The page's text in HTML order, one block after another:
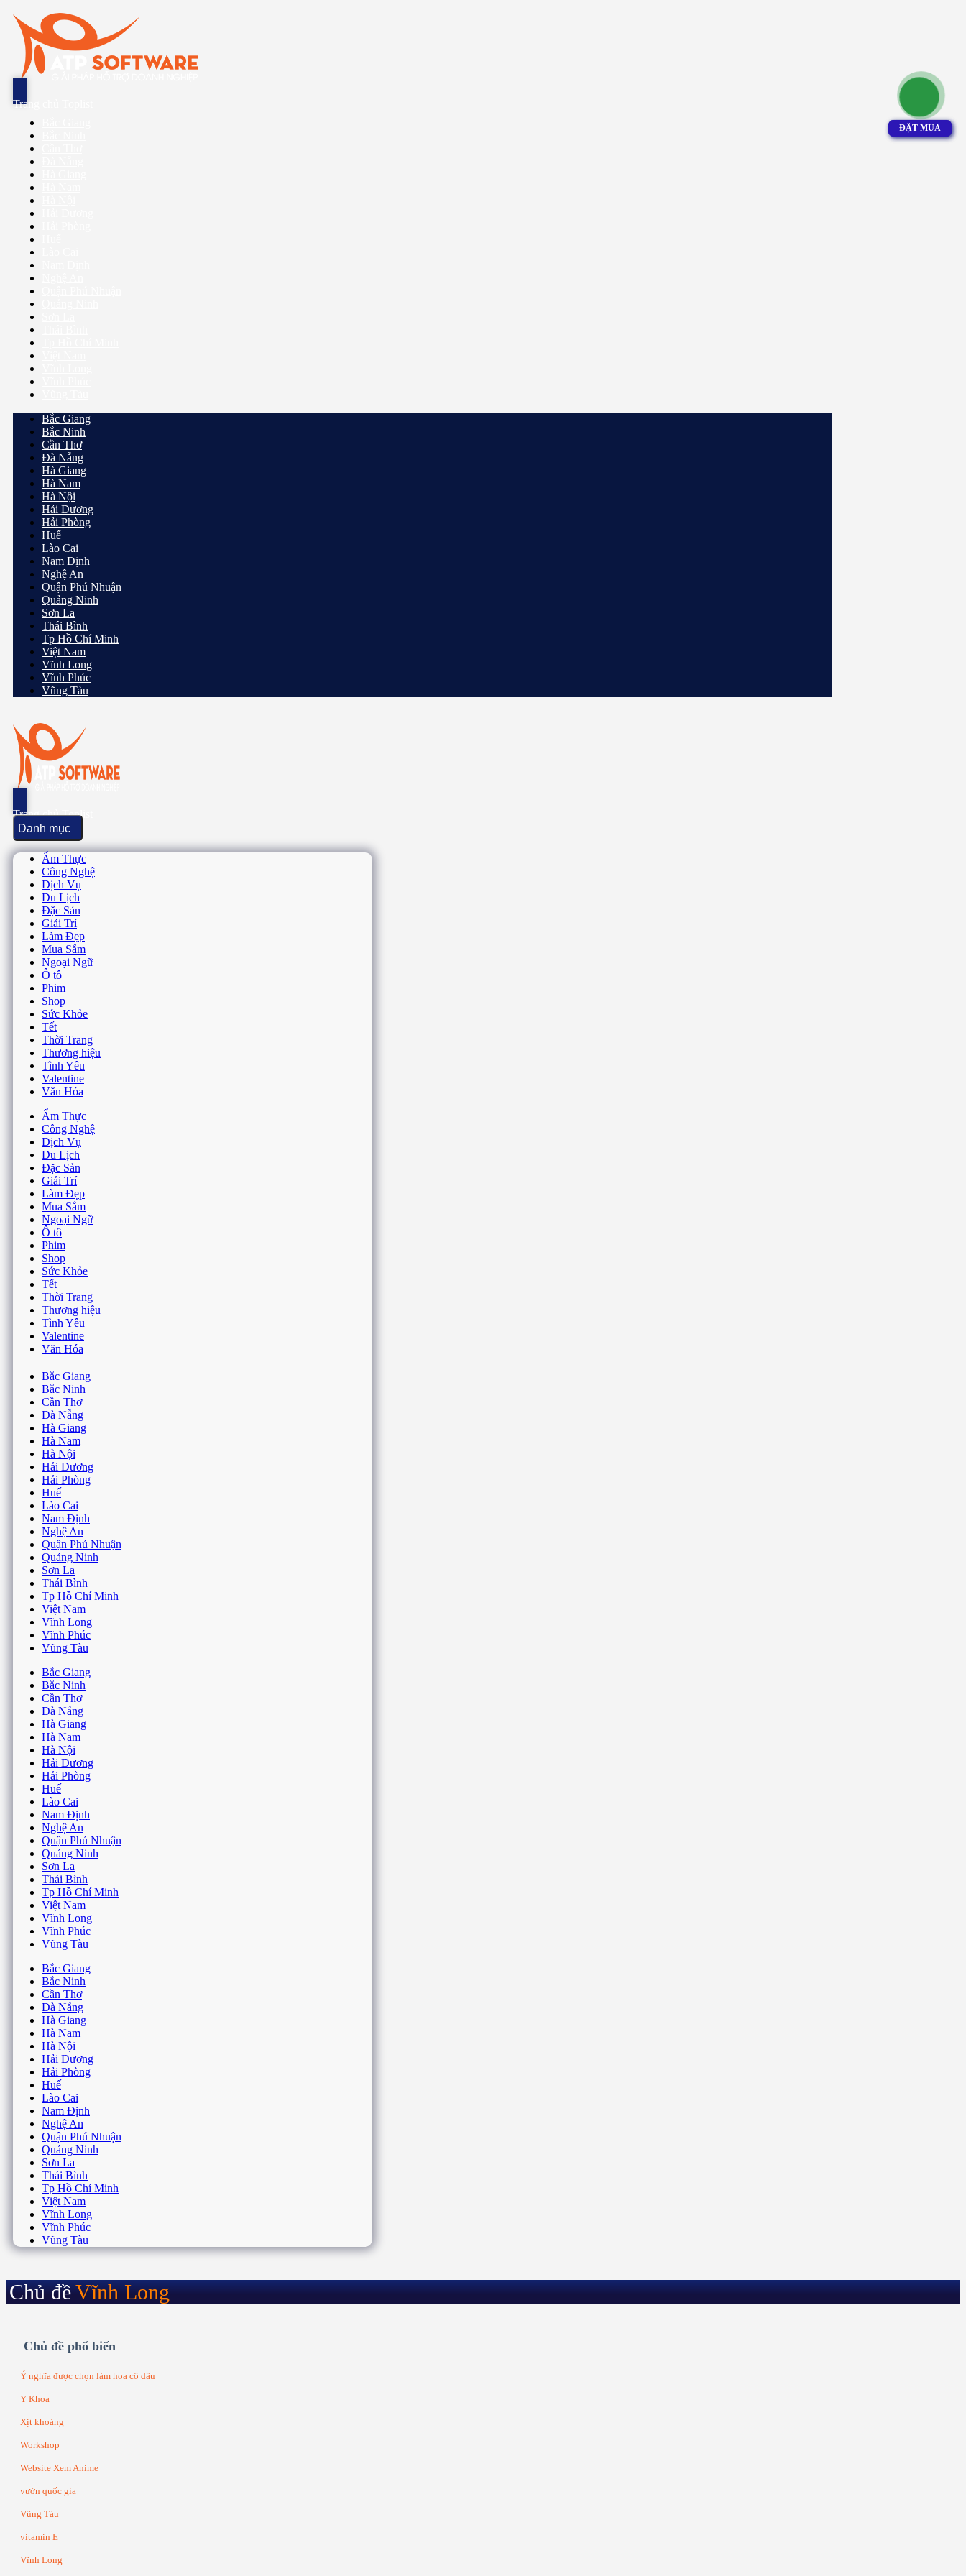
Trang chủ Toplist
Đà Nẵng
Hà Giang
Hà Nam
Hà Nội
Hải Dương
Hải Phòng
Huế
Lào Cai
Nam Định
Nghệ An
Quận Phú Nhuận
Quảng Ninh
Sơn La
Thái Bình
Tp Hồ Chí Minh
Việt Nam
Vĩnh Long
Vĩnh Phúc
Vũng Tàu
Trang chủ Toplist
Danh mục
Ẩm Thực
Công Nghệ
Dịch Vụ
Du Lịch
Đặc Sản
Giải Trí
Làm Đẹp
Mua Sắm
Ngoại Ngữ
Ô tô
Phim
Shop
Tết
Thời Trang
Thương hiệu
Tình Yêu
Valentine
Văn Hóa
Ẩm Thực
Công Nghệ
Dịch Vụ
Du Lịch
Đặc Sản
Giải Trí
Làm Đẹp
Mua Sắm
Ngoại Ngữ
Ô tô
Phim
Shop
Sức Khỏe
Tết
Thời Trang
Thương hiệu
Tình Yêu
Valentine
Văn Hóa
Bắc Giang
Bắc Ninh
Cần Thơ
Đà Nẵng
Hà Giang
Hà Nam
Hà Nội
Hải Phòng
Huế
Lào Cai
Nam Định
Nghệ An
Quận Phú Nhuận
Quảng Ninh
Sơn La
Thái Bình
Tp Hồ Chí Minh
Việt Nam
Vĩnh Long
Vũng Tàu
Bắc Ninh
Hà Giang
Hà Nam
Hà Nội
Hải Dương
ĐẶT MUA
ĐẶT MUA